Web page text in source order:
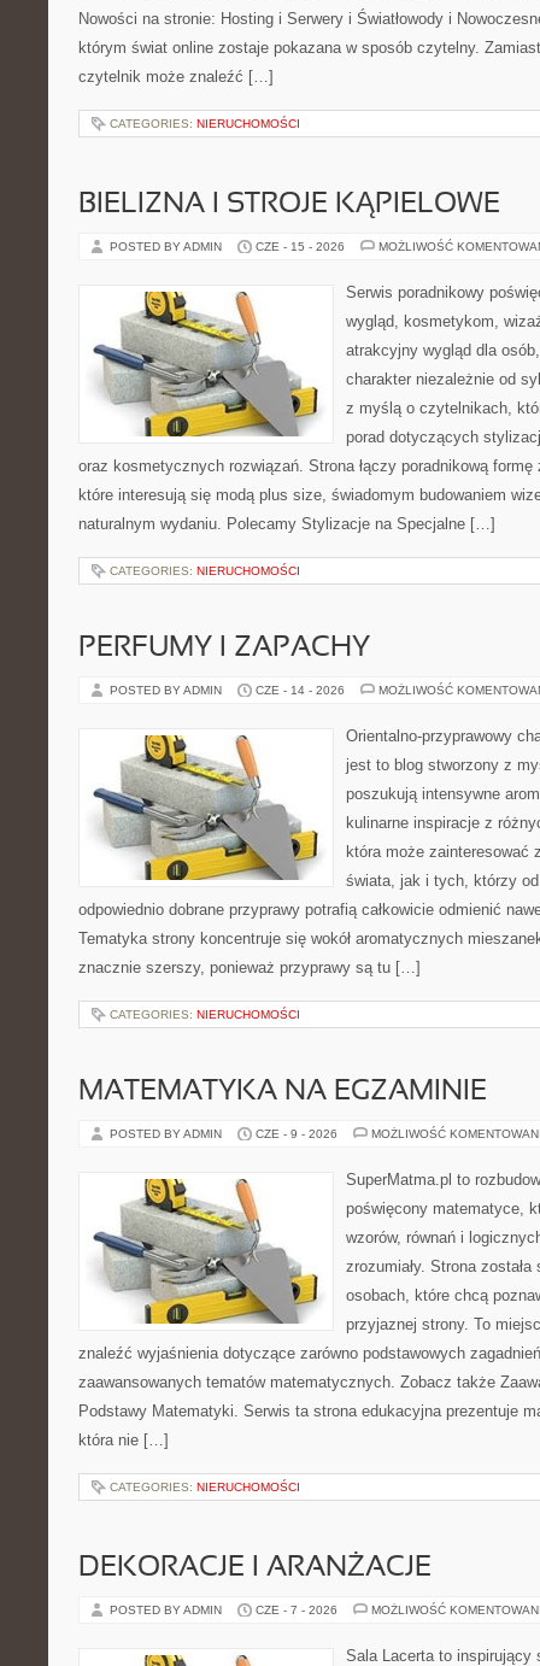
Nowości na stronie: Hosting i Serwery i Światłowody i
którym świat online zostaje pokazana w sposób czytelny.
czytelnik może znaleźć […]
CATEGORIES: NIERUCHOMOŚCI
BIELIZNA I STROJE KĄPIELOWE
POSTED BY ADMIN CZE - 15 - 2026 MOŻLIWOŚĆ
Serwis poradnikowy
wygląd, kosmetykom,
atrakcyjny wygląd dla
charakter niezależnie od
z myślą o czytelnikach,
porad dotyczących
oraz kosmetycznych rozwiązań. Strona łączy poradnikową
które interesują się modą plus size, świadomym budowaniem
naturalnym wydaniu. Polecamy Stylizacje na Specjalne […]
CATEGORIES: NIERUCHOMOŚCI
PERFUMY I ZAPACHY
POSTED BY ADMIN CZE - 14 - 2026 MOŻLIWOŚĆ
Orientalno-przyprawowy
jest to blog stworzony z
poszukują intensywne
kulinarne inspiracje z
która może zainteresować
świata, jak i tych, którzy
odpowiednio dobrane przyprawy potrafią całkowicie odmienić
Tematyka strony koncentruje się wokół aromatycznych
znacznie szerszy, ponieważ przyprawy są tu […]
CATEGORIES: NIERUCHOMOŚCI
MATEMATYKA NA EGZAMINIE
POSTED BY ADMIN CZE - 9 - 2026 MOŻLIWOŚĆ
SuperMatma.pl to
poświęcony matematyce,
wzorów, równań i
zrozumiały. Strona
osobach, które chcą
przyjaznej strony. To
znaleźć wyjaśnienia dotyczące zarówno podstawowych
zaawansowanych tematów matematycznych. Zobacz także
Podstawy Matematyki. Serwis ta strona edukacyjna prezentuje
która nie […]
CATEGORIES: NIERUCHOMOŚCI
DEKORACJE I ARANŻACJE
POSTED BY ADMIN CZE - 7 - 2026 MOŻLIWOŚĆ
Sala Lacerta to inspirujący